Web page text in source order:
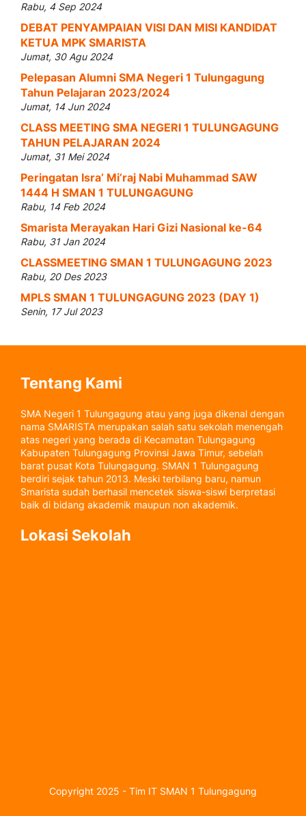
Rabu, 4 Sep 2024
DEBAT PENYAMPAIAN VISI DAN MISI KANDIDAT
KETUA MPK SMARISTA
Jumat, 30 Agu 2024
Pelepasan Alumni SMA Negeri 1 Tulungagung
Tahun Pelajaran 2023/2024
Jumat, 14 Jun 2024
CLASS MEETING SMA NEGERI 1 TULUNGAGUNG
TAHUN PELAJARAN 2024
Jumat, 31 Mei 2024
Peringatan Isra’ Mi’raj Nabi Muhammad SAW
1444 H SMAN 1 TULUNGAGUNG
Rabu, 14 Feb 2024
Smarista Merayakan Hari Gizi Nasional ke-64
Rabu, 31 Jan 2024
CLASSMEETING SMAN 1 TULUNGAGUNG 2023
Rabu, 20 Des 2023
MPLS SMAN 1 TULUNGAGUNG 2023 (DAY 1)
Senin, 17 Jul 2023
Tentang Kami
SMA Negeri 1 Tulungagung atau yang juga dikenal dengan
nama SMARISTA merupakan salah satu sekolah menengah
atas negeri yang berada di Kecamatan Tulungagung
Kabupaten Tulungagung Provinsi Jawa Timur, sebelah
barat pusat Kota Tulungagung. SMAN 1 Tulungagung
berdiri sejak tahun 2013. Meski terbilang baru, namun
Smarista sudah berhasil mencetek siswa-siswi berpretasi
baik di bidang akademik maupun non akademik.
Lokasi Sekolah
Copyright 2025 - Tim IT SMAN 1 Tulungagung